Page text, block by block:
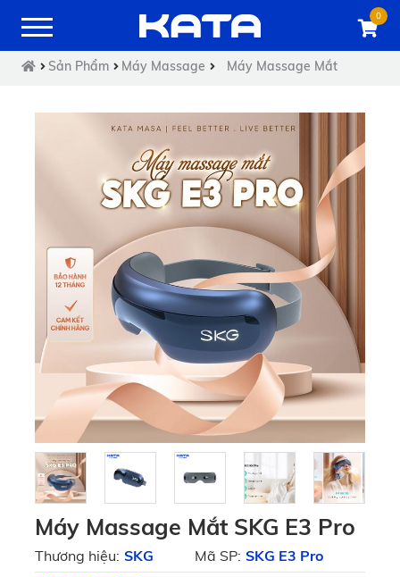
0
Sản Phẩm Máy Massage Máy Massage Mắt
Máy Massage Mắt SKG E3 Pro
Thương hiệu: SKG Mã SP: SKG E3 Pro